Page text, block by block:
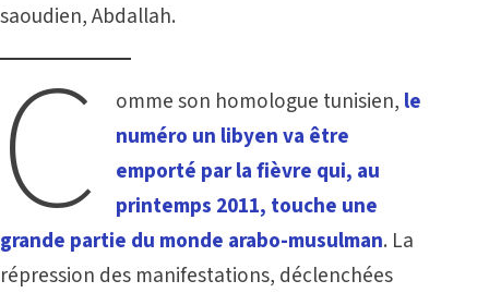
saoudien, Abdallah.
C omme son homologue tunisien, le
numéro un libyen va être
emporté par la fièvre qui, au
printemps 2011, touche une
grande partie du monde arabo-musulman. La
répression des manifestations, déclenchées